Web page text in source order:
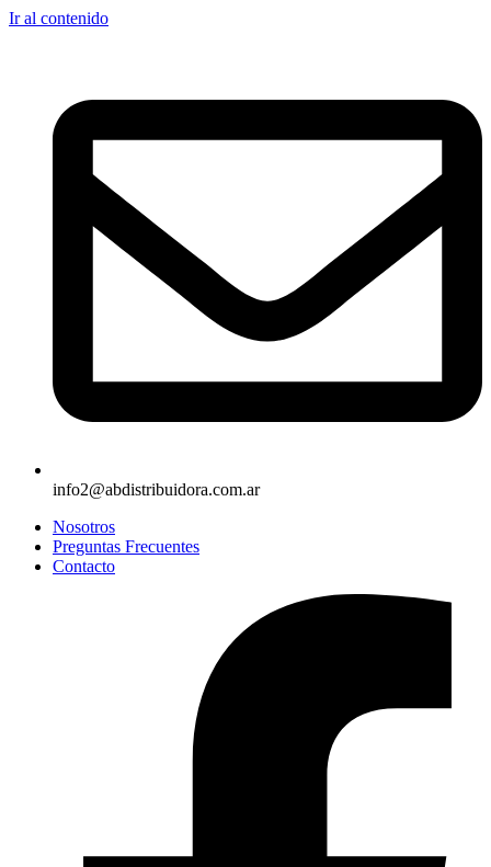
Ir al contenido
info2@abdistribuidora.com.ar
Nosotros
Preguntas Frecuentes
Contacto